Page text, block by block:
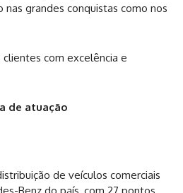
nas grandes conquistas como nos
com excelência e
de atuação
de veículos comerciais
Benz do país, com 27 pontos